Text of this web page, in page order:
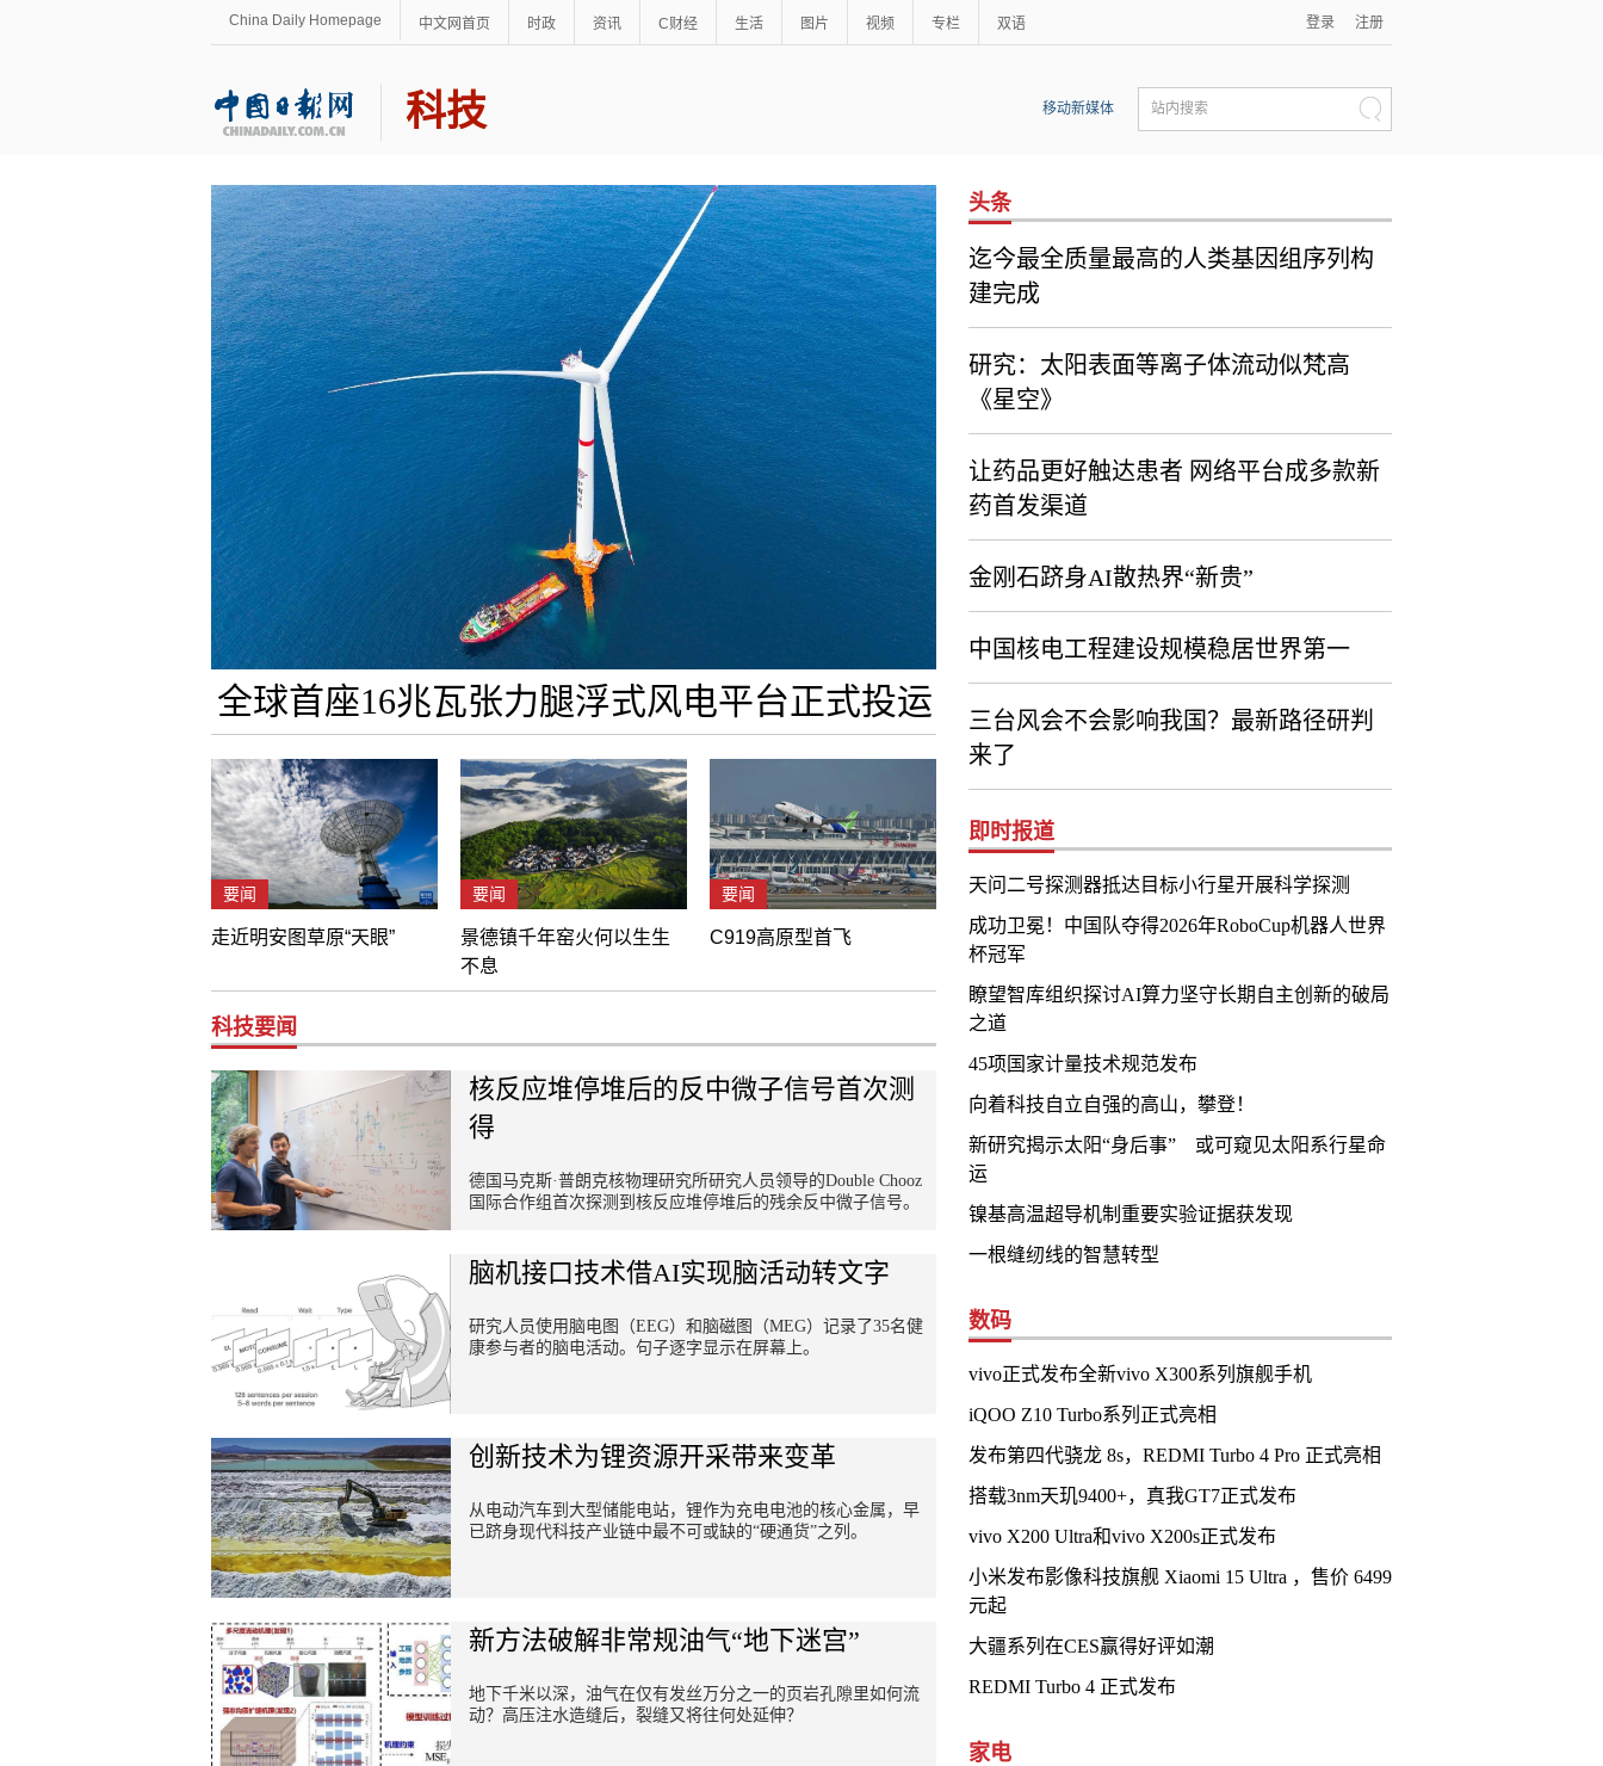
China Daily Homepage 中文网首页 时政 资讯 C财经 生活 图片 视频 专栏 双语 登录 注册
科技 移动新媒体 站内搜索
全球首座16兆瓦张力腿浮式风电平台正式投运
要闻
走近明安图草原“天眼”
要闻
景德镇千年窑火何以生生
不息
要闻
C919高原型首飞
科技要闻
核反应堆停堆后的反中微子信号首次测
得
德国马克斯·普朗克核物理研究所研究人员领导的Double Chooz
国际合作组首次探测到核反应堆停堆后的残余反中微子信号。
脑机接口技术借AI实现脑活动转文字
研究人员使用脑电图（EEG）和脑磁图（MEG）记录了35名健
康参与者的脑电活动。句子逐字显示在屏幕上。
创新技术为锂资源开采带来变革
从电动汽车到大型储能电站，锂作为充电电池的核心金属，早
已跻身现代科技产业链中最不可或缺的“硬通货”之列。
新方法破解非常规油气“地下迷宫”
地下千米以深，油气在仅有发丝万分之一的页岩孔隙里如何流
动？高压注水造缝后，裂缝又将往何处延伸？
头条
迄今最全质量最高的人类基因组序列构
建完成
研究：太阳表面等离子体流动似梵高
《星空》
让药品更好触达患者 网络平台成多款新
药首发渠道
金刚石跻身AI散热界“新贵”
中国核电工程建设规模稳居世界第一
三台风会不会影响我国？最新路径研判
来了
即时报道
天问二号探测器抵达目标小行星开展科学探测
成功卫冕！中国队夺得2026年RoboCup机器人世界
杯冠军
瞭望智库组织探讨AI算力坚守长期自主创新的破局
之道
45项国家计量技术规范发布
向着科技自立自强的高山，攀登！
新研究揭示太阳“身后事” 或可窥见太阳系行星命
运
镍基高温超导机制重要实验证据获发现
一根缝纫线的智慧转型
数码
vivo正式发布全新vivo X300系列旗舰手机
iQOO Z10 Turbo系列正式亮相
发布第四代骁龙 8s，REDMI Turbo 4 Pro 正式亮相
搭载3nm天玑9400+，真我GT7正式发布
vivo X200 Ultra和vivo X200s正式发布
小米发布影像科技旗舰 Xiaomi 15 Ultra ，售价 6499
元起
大疆系列在CES赢得好评如潮
REDMI Turbo 4 正式发布
家电